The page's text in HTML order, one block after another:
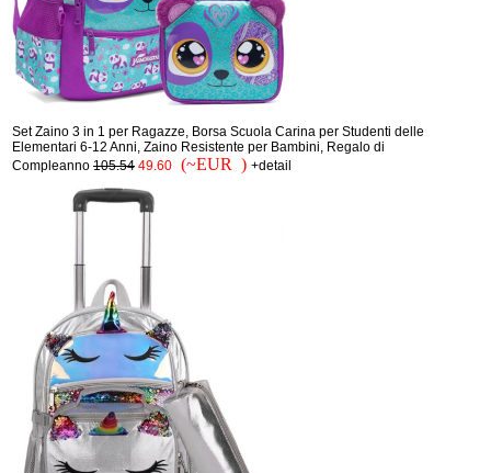
Set Zaino 3 in 1 per Ragazze, Borsa Scuola Carina per Studenti delle
Elementari 6-12 Anni, Zaino Resistente per Bambini, Regalo di
Compleanno 105.54 49.60 (~EUR ) +detail